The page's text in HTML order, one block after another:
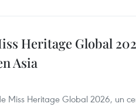
Heritage Global
Asia
Miss Heritage Global 2026, un